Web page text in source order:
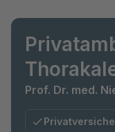
Prof. Dr. med.